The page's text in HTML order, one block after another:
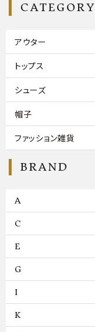
CATEGORY
アウター
トップス
シューズ
帽子
ファッション雑貨
BRAND
A
C
E
G
I
K